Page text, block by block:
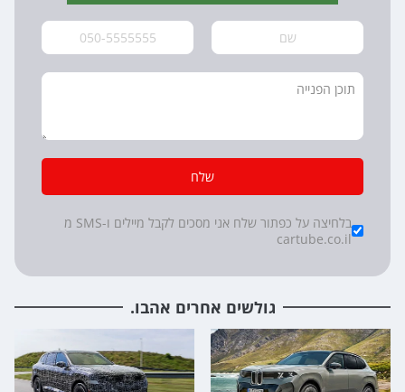
שלח
Checkboxes
*
בלחיצה על כפתור שלח אני מסכים לקבל מיילים ו-SMS מ
cartube.co.il
גולשים אחרים אהבו.